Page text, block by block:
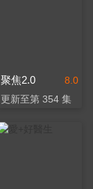
8.0
聚焦2.0
更新至第 354 集